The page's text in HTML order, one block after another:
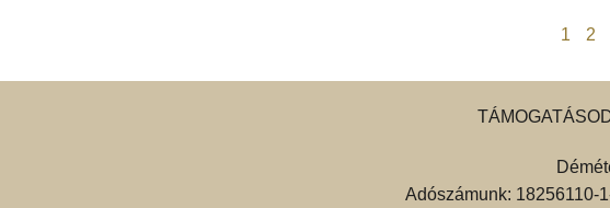
1 2
Adószámunk: 18256110-